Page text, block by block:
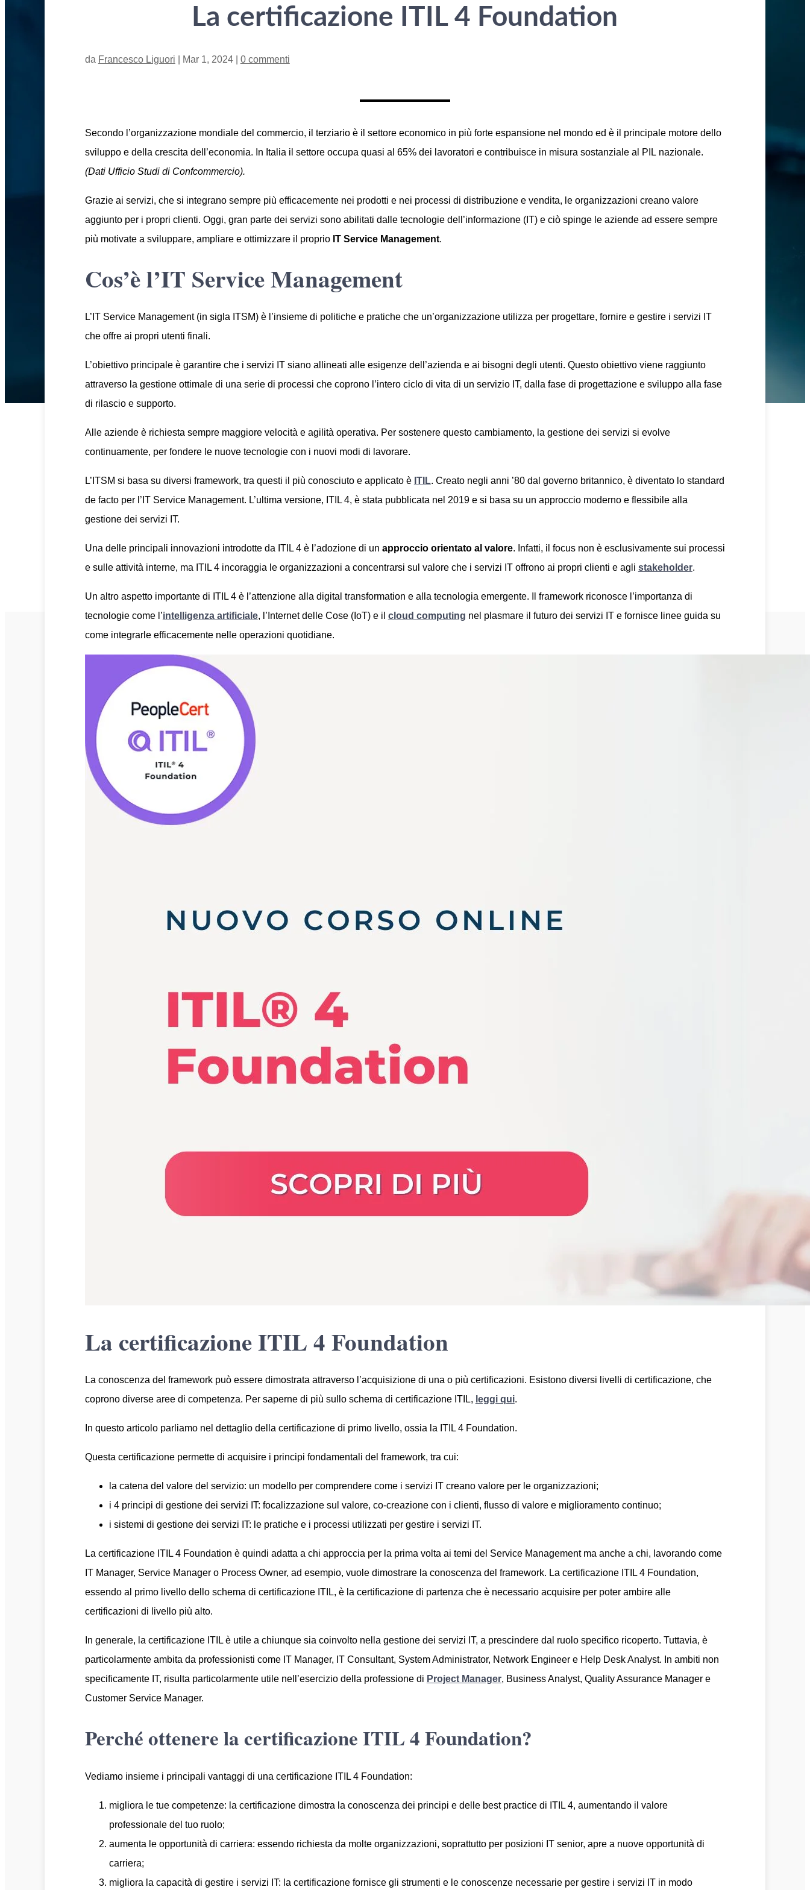
La certificazione ITIL 4 Foundation
da Francesco Liguori Mar 1, 2024| 0 commenti
Secondo l’organizzazione mondiale del commercio, il terziario è il settore economico in più forte espansione nel mondo ed è il principale motore dello
sviluppo e della crescita dell’economia. In Italia il settore occupa quasi al 65% dei lavoratori e contribuisce in misura sostanziale al PIL nazionale.
(Dati Ufficio Studi di Confcommercio).
Grazie ai servizi, che si integrano sempre più efficacemente nei prodotti e nei processi di distribuzione e vendita, le organizzazioni creano valore
aggiunto per i propri clienti. Oggi, gran parte dei servizi sono abilitati dalle tecnologie dell’informazione (IT) e ciò spinge le aziende ad essere sempre
più motivate a sviluppare, ampliare e ottimizzare il proprio IT Service Management.
Cos’è l’IT Service Management
L’IT Service Management (in sigla ITSM) è l’insieme di politiche e pratiche che un’organizzazione utilizza per progettare, fornire e gestire i servizi IT
che offre ai propri utenti finali.
L’obiettivo principale è garantire che i servizi IT siano allineati alle esigenze dell’azienda e ai bisogni degli utenti. Questo obiettivo viene raggiunto
attraverso la gestione ottimale di una serie di processi che coprono l’intero ciclo di vita di un servizio IT, dalla fase di progettazione e sviluppo alla fase
di rilascio e supporto.
Alle aziende è richiesta sempre maggiore velocità e agilità operativa. Per sostenere questo cambiamento, la gestione dei servizi si evolve
continuamente, per fondere le nuove tecnologie con i nuovi modi di lavorare.
L’ITSM si basa su diversi framework, tra questi il più conosciuto e applicato è ITIL. Creato negli anni ’80 dal governo britannico, è diventato lo standard
de facto per l’IT Service Management. L’ultima versione, ITIL 4, è stata pubblicata nel 2019 e si basa su un approccio moderno e flessibile alla
gestione dei servizi IT.
Una delle principali innovazioni introdotte da ITIL 4 è l’adozione di un approccio orientato al valore. Infatti, il focus non è esclusivamente sui processi
e sulle attività interne, ma ITIL 4 incoraggia le organizzazioni a concentrarsi sul valore che i servizi IT offrono ai propri clienti e agli stakeholder.
Un altro aspetto importante di ITIL 4 è l’attenzione alla digital transformation e alla tecnologia emergente. Il framework riconosce l’importanza di
tecnologie come l’intelligenza artificiale, l’Internet delle Cose (IoT) e il cloud computing nel plasmare il futuro dei servizi IT e fornisce linee guida su
come integrarle efficacemente nelle operazioni quotidiane.
La certificazione ITIL 4 Foundation
La conoscenza del framework può essere dimostrata attraverso l’acquisizione di una o più certificazioni. Esistono diversi livelli di certificazione, che
coprono diverse aree di competenza. Per saperne di più sullo schema di certificazione ITIL, leggi qui.
In questo articolo parliamo nel dettaglio della certificazione di primo livello, ossia la ITIL 4 Foundation.
Questa certificazione permette di acquisire i principi fondamentali del framework, tra cui:
la catena del valore del servizio: un modello per comprendere come i servizi IT creano valore per le organizzazioni;
i 4 principi di gestione dei servizi IT: focalizzazione sul valore, co-creazione con i clienti, flusso di valore e miglioramento continuo;
i sistemi di gestione dei servizi IT: le pratiche e i processi utilizzati per gestire i servizi IT.
La certificazione ITIL 4 Foundation è quindi adatta a chi approccia per la prima volta ai temi del Service Management ma anche a chi, lavorando come
IT Manager, Service Manager o Process Owner, ad esempio, vuole dimostrare la conoscenza del framework. La certificazione ITIL 4 Foundation,
essendo al primo livello dello schema di certificazione ITIL, è la certificazione di partenza che è necessario acquisire per poter ambire alle
certificazioni di livello più alto.
In generale, la certificazione ITIL è utile a chiunque sia coinvolto nella gestione dei servizi IT, a prescindere dal ruolo specifico ricoperto. Tuttavia, è
particolarmente ambita da professionisti come IT Manager, IT Consultant, System Administrator, Network Engineer e Help Desk Analyst. In ambiti non
specificamente IT, risulta particolarmente utile nell’esercizio della professione di Project Manager, Business Analyst, Quality Assurance Manager e
Customer Service Manager.
Perché ottenere la certificazione ITIL 4 Foundation?
Vediamo insieme i principali vantaggi di una certificazione ITIL 4 Foundation:
migliora le tue competenze: la certificazione dimostra la conoscenza dei principi e delle best practice di ITIL 4, aumentando il valore
professionale del tuo ruolo;
aumenta le opportunità di carriera: essendo richiesta da molte organizzazioni, soprattutto per posizioni IT senior, apre a nuove opportunità di
carriera;
migliora la capacità di gestire i servizi IT: la certificazione fornisce gli strumenti e le conoscenze necessarie per gestire i servizi IT in modo